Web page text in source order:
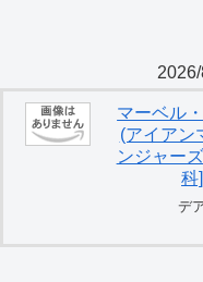
マーベル
(アイアン
ンジャー
科
デ